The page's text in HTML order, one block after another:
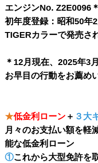
エンジンNo. Z2E0096
初年度登録：昭和50年2
TIGERカラーで発売さ
＊12月現在、2025年3
お早目の行動をお薦め
★低金利ローン ＋ ３大
月々のお支払い額を軽減
能な低金利ローン
①これから大型免許を